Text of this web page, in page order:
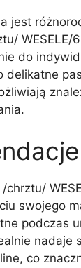
jest
WESELE/
do
delikatne
swojego
podczas
nadaje
co